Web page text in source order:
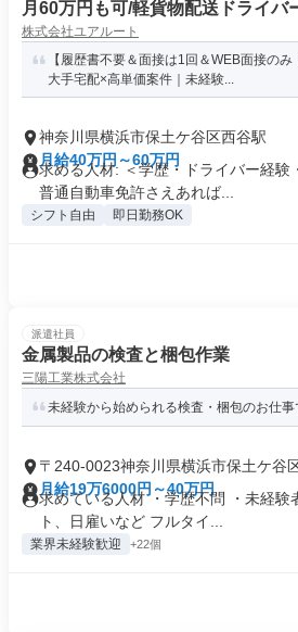
月60万円も可/軽貨物配送ドライバ
株式会社ユアルート
【履歴書不要＆面接は1回＆WEB面接の
大手宅配×高単価案件｜未経験...
神奈川県横浜市保土ケ谷区西谷駅
月給40万円～60万円
求める人材: ＜学歴・ドライバー経験
普通自動車免許さえあれば...
シフト自由 即日勤務OK
派遣社員
金属製品の検査と梱包作業
三陽工業株式会社
未経験から始められる検査・梱包のお仕
〒240-0023神奈川県横浜市保土ケ谷区
町
月給19万6000円～40万円
求めている人材 ・学歴不問 ・未経験
ト、日雇いなど フルタイ...
業界未経験歓迎 +22個